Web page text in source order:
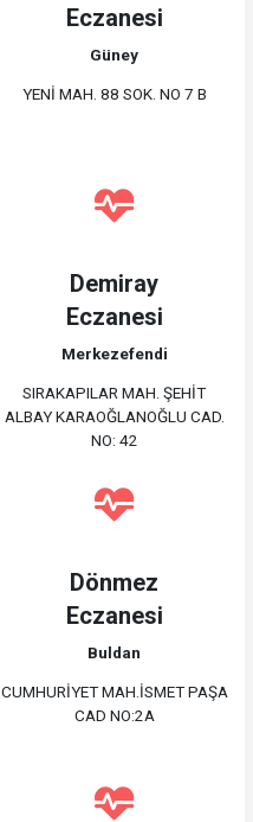
Eczanesi
Güney
YENİ MAH. 88 SOK. NO 7 B
Demiray
Eczanesi
Merkezefendi
SIRAKAPILAR MAH. ŞEHİT
ALBAY KARAOĞLANOĞLU CAD.
NO: 42
Dönmez
Eczanesi
Buldan
CUMHURİYET MAH.İSMET PAŞA
CAD NO:2A